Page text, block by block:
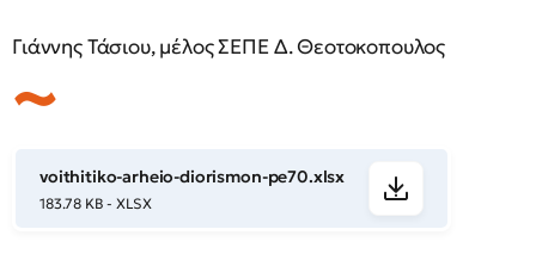
Γιάννης Τάσιου, μέλος ΣΕΠΕ Δ. Θεοτοκοπουλος
voithitiko-arheio-diorismon-pe70.xlsx
183.78 KB - XLSX